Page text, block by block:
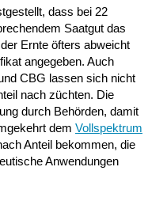
dass bei 22
Saatgut das
Ernte öfters abweicht
angegeben. Auch
CBG lassen sich nicht
nach züchten. Die
durch Behörden, damit
dem Vollspektrum
Anteil bekommen, die
Anwendungen